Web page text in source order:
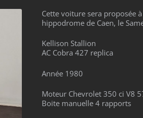
Cette voiture sera proposée
hippodrome de Caen, le
Kellison Stallion
AC Cobra 427 replica
Année 1980
Moteur Chevrolet 350 ci V8
Boite manuelle 4 rapports